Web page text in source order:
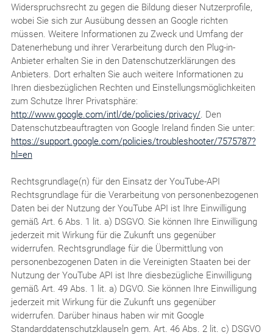
Widerspruchsrecht zu gegen die Bildung dieser Nutzerprofile,
wobei Sie sich zur Ausübung dessen an Google richten
müssen. Weitere Informationen zu Zweck und Umfang der
Datenerhebung und ihrer Verarbeitung durch den Plug-in-
Anbieter erhalten Sie in den Datenschutzerklärungen des
Anbieters. Dort erhalten Sie auch weitere Informationen zu
Ihren diesbezüglichen Rechten und Einstellungsmöglichkeiten
zum Schutze Ihrer Privatsphäre:
http://www.google.com/intl/de/policies/privacy/. Den
Datenschutzbeauftragten von Google Ireland finden Sie unter:
https://support.google.com/policies/troubleshooter/7575787?
hl=en
Rechtsgrundlage(n) für den Einsatz der YouTube-API
Rechtsgrundlage für die Verarbeitung von personenbezogenen
Daten bei der Nutzung der YouTube API ist Ihre Einwilligung
gemäß Art. 6 Abs. 1 lit. a) DSGVO. Sie können Ihre Einwilligung
jederzeit mit Wirkung für die Zukunft uns gegenüber
widerrufen. Rechtsgrundlage für die Übermittlung von
personenbezogenen Daten in die Vereinigten Staaten bei der
Nutzung der YouTube API ist Ihre diesbezügliche Einwilligung
gemäß Art. 49 Abs. 1 lit. a) DGVO. Sie können Ihre Einwilligung
jederzeit mit Wirkung für die Zukunft uns gegenüber
widerrufen. Darüber hinaus haben wir mit Google
Standarddatenschutzklauseln gem. Art. 46 Abs. 2 lit. c) DSGVO